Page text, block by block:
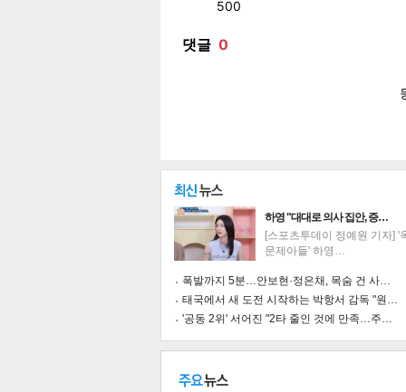
트위 카카
하영 "대대로 의사 집안, 증…
[스포츠투데이 정예원 기자] '
문제아들' 하영…
폭발까지 5분…안보현·정은채, 목숨 건 사…
태국에서 새 도전 시작하는 박항서 감독 "원…
'공동 2위' 서어진 "2타 줄인 것에 만족…주…